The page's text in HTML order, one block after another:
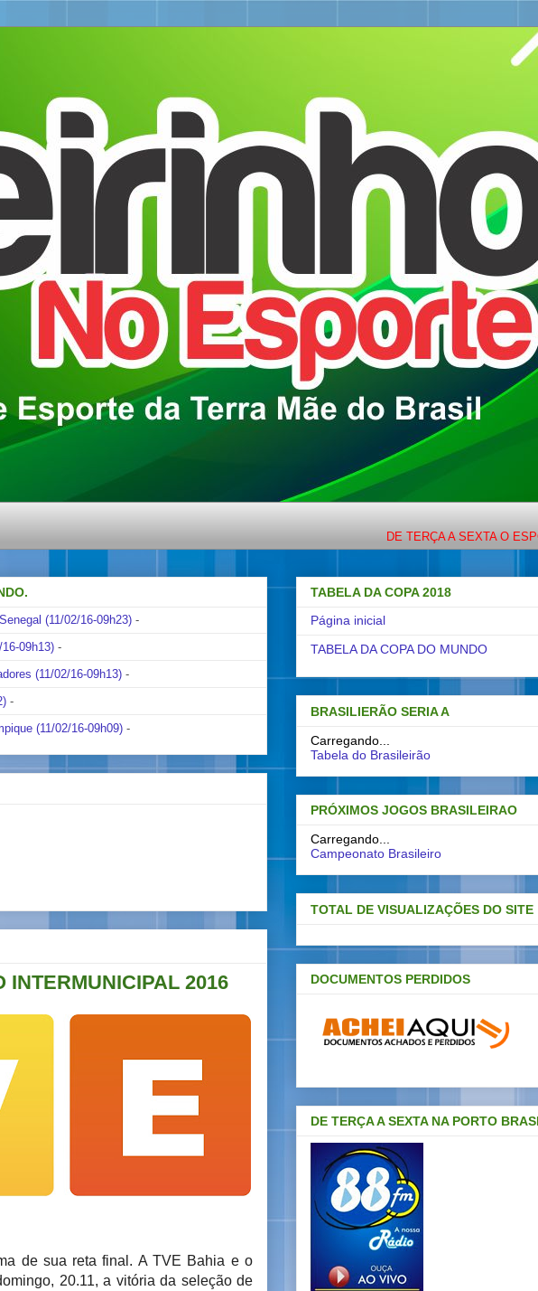
DE TERÇA A SEXTA O ESPORTE
(11/02/16-09h23) -
09h13) -
(11/02/16-09h13) -
-
(11/02/16-09h09) -
INTERMUNICIPAL 2016
de sua reta final. A TVE Bahia e o
20.11, a vitória da seleção de
TABELA DA COPA 2018
Página inicial
TABELA DA COPA DO MUNDO
BRASILIERÃO SERIA A
Carregando...
Tabela do Brasileirão
PRÓXIMOS JOGOS BRASILEIRAO
Carregando...
Campeonato Brasileiro
TOTAL DE VISUALIZAÇÕES DO SITE
DOCUMENTOS PERDIDOS
DE TERÇA A SEXTA NA PORTO